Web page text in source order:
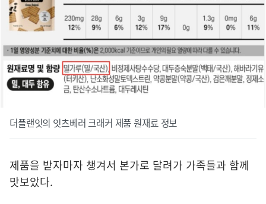
더플랜잇의 잇츠베러 크래커 제품 원재료 정보
제품을 받자마자 챙겨서 본가로 달려가 가족들과 함께
맛보았다.